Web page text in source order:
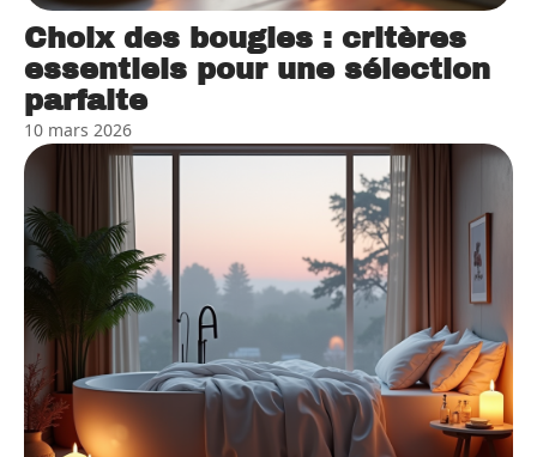
Choix des bougies : critères
essentiels pour une sélection
parfaite
10 mars 2026